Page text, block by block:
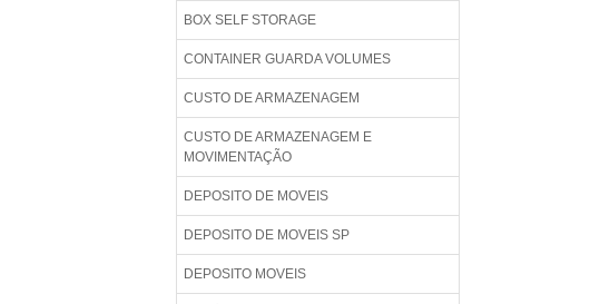
BOX SELF STORAGE
CONTAINER GUARDA VOLUMES
CUSTO DE ARMAZENAGEM
CUSTO DE ARMAZENAGEM E
MOVIMENTAÇÃO
DEPOSITO DE MOVEIS
DEPOSITO DE MOVEIS SP
DEPOSITO MOVEIS